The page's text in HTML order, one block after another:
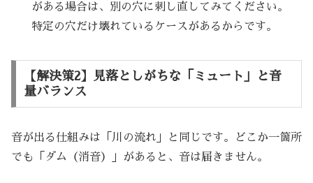
がある場合は、別の穴に刺し直してみてください。
特定の穴だけ壊れているケースがあるからです。
【解決策2】見落としがちな「ミュート」と音
量バランス
音が出る仕組みは「川の流れ」と同じです。どこか一箇所
でも「ダム（消音）」があると、音は届きません。